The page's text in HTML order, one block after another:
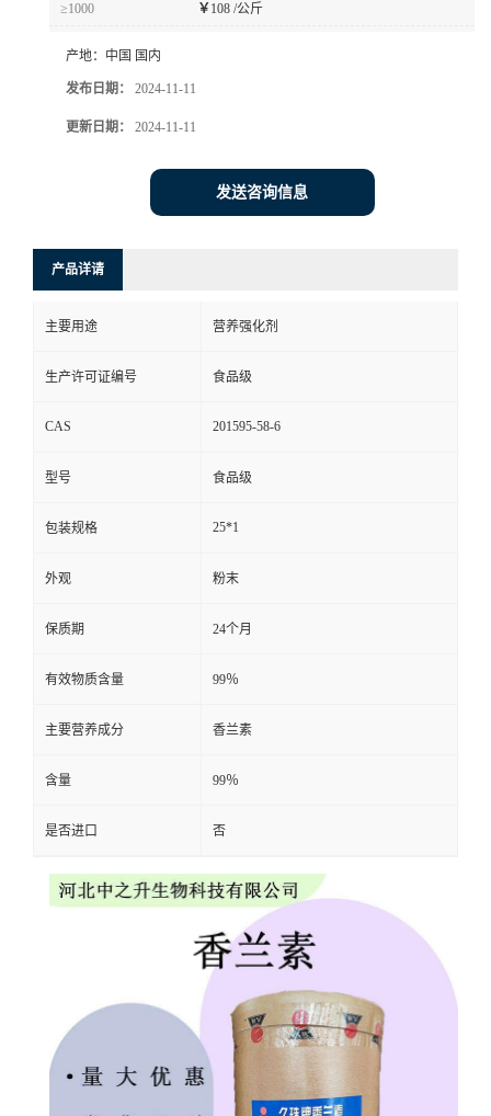
≥1000 ￥ 108 /公斤
产地： 中国 国内
发布日期： 2024-11-11
更新日期： 2024-11-11
发送咨询信息
产品详请
主要用途 营养强化剂
生产许可证编号 食品级
CAS 201595-58-6
型号 食品级
包装规格 25*1
外观 粉末
保质期 24个月
有效物质含量 99％
主要营养成分 香兰素
含量 99％
是否进口 否